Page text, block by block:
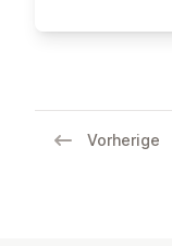
Vorherige